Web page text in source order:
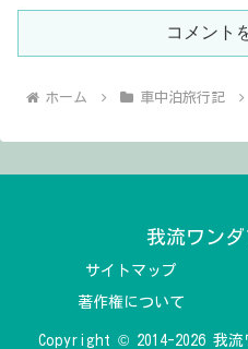
コメント
ホーム 車中泊旅行記
我流ワン
サイトマップ
著作権について
Copyright © 2014-2026 我